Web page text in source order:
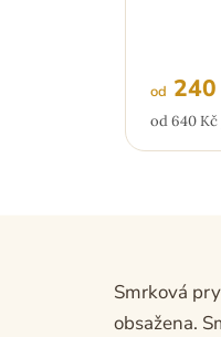
od 240
Měrná
od 640
Smrková
obsažena.